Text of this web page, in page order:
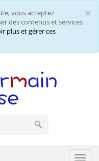
×
vous acceptez
des contenus et services
plus et gérer ces